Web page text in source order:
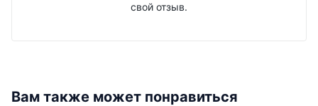
свой отзыв.
Вам также может понравиться